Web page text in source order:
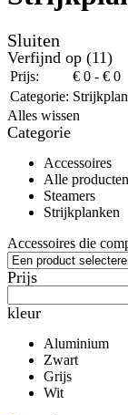
Sluiten
Verfijnd op (11)
Prijs: € 0 - € 0
Categorie:
Alles wissen
Categorie
Accessoires
Alle producten
Steamers
Strijkplanken
Accessoires die
Prijs
kleur
Aluminium
Zwart
Grijs
Wit